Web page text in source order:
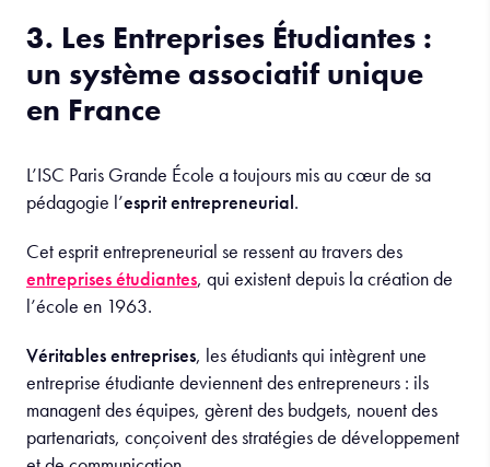
3. Les Entreprises Étudiantes :
un système associatif unique
en France
L’ISC Paris Grande École a toujours mis au cœur de sa
pédagogie l’esprit entrepreneurial.
Cet esprit entrepreneurial se ressent au travers des
entreprises étudiantes, qui existent depuis la création de
l’école en 1963.
Véritables entreprises, les étudiants qui intègrent une
entreprise étudiante deviennent des entrepreneurs : ils
managent des équipes, gèrent des budgets, nouent des
partenariats, conçoivent des stratégies de développement